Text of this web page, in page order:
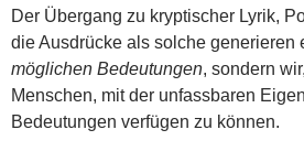
Der Übergang zu kryptischer Lyrik,
die Ausdrücke als solche generieren
möglichen Bedeutungen, sondern
Menschen, mit der unfassbaren
Bedeutungen verfügen zu können.